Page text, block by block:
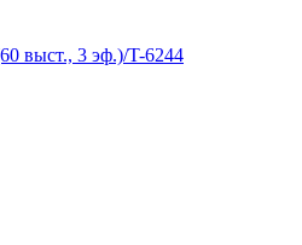
выст., 3 эф.)/T-6244